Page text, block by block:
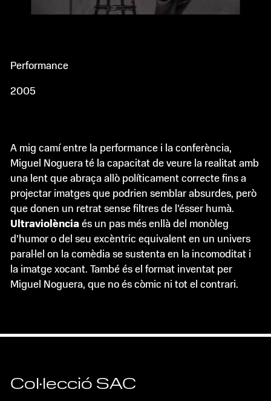
Performance
2005
A mig camí entre la performance i la conferència,
Miguel Noguera té la capacitat de veure la realitat amb
una lent que abraça allò políticament correcte fins a
projectar imatges que podrien semblar absurdes, però
que donen un retrat sense filtres de l’ésser humà.
Ultraviolència és un pas més enllà del monòleg
d’humor o del seu excèntric equivalent en un univers
paral·lel on la comèdia se sustenta en la incomoditat i
la imatge xocant. També és el format inventat per
Miguel Noguera, que no és còmic ni tot el contrari.
Col·lecció SAC